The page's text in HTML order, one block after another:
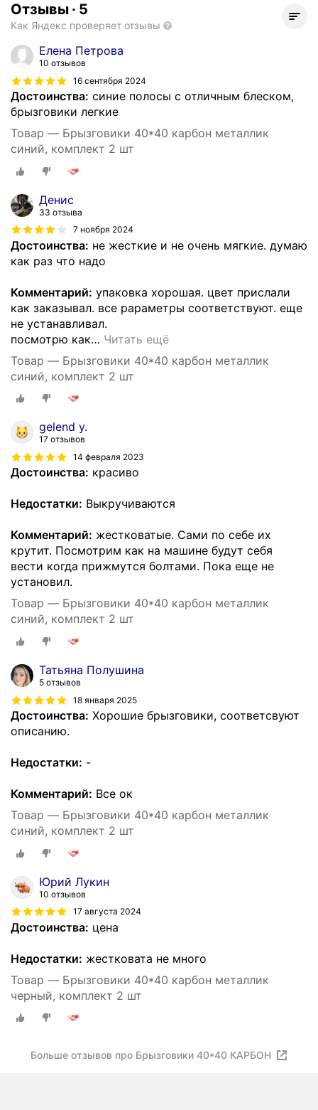
Отзывы · 5
Как Яндекс проверяет отзывы
Елена Петрова
10 отзывов
16 сентября 2024
Достоинства: синие полосы с отличным блеском,
брызговики легкие
Товар — Брызговики 40*40 карбон металлик
синий, комплект 2 шт
Денис
33 отзыва
7 ноября 2024
Достоинства: не жесткие и не очень мягкие. думаю
как раз что надо
Комментарий: упаковка хорошая. цвет прислали
как заказывал. все рараметры соответствуют. еще
не устанавливал.
посмотрю как… Читать ещё
Товар — Брызговики 40*40 карбон металлик
синий, комплект 2 шт
gelend y.
17 отзывов
14 февраля 2023
Достоинства: красиво
Недостатки: Выкручиваются
Комментарий: жестковатые. Сами по себе их
крутит. Посмотрим как на машине будут себя
вести когда прижмутся болтами. Пока еще не
установил.
Товар — Брызговики 40*40 карбон металлик
синий, комплект 2 шт
Татьяна Полушина
5 отзывов
18 января 2025
Достоинства: Хорошие брызговики, соответсвуют
описанию.
Недостатки: -
Комментарий: Все ок
Товар — Брызговики 40*40 карбон металлик
синий, комплект 2 шт
Юрий Лукин
10 отзывов
17 августа 2024
Достоинства: цена
Недостатки: жестковата не много
Товар — Брызговики 40*40 карбон металлик
черный, комплект 2 шт
Больше отзывов про Брызговики 40*40 КАРБОН